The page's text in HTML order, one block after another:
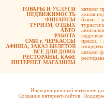
ТОВАРЫ И УСЛУГИ
НЕДВИЖИМОСТЬ
ФИНАНСЫ
ТУРИЗМ, ОТДЫХ
АВТО
РАБОТА
СМИ г. ЧЕРКАССЫ
АФИША, ЗАКАЗ БИЛЕТОВ
ВСЕ ДЛЯ ДОМА
РЕСТОРАНЫ, КАФЕ
ИНТЕРНЕТ-МАГАЗИНЫ
каталог
жилая
банки |
кадровые
пресса |
концерты
каталог
Информационный интернет-
Создание интернет-сайтов.